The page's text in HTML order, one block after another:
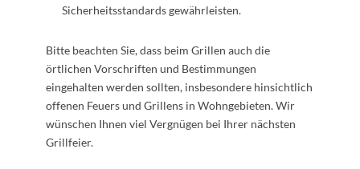
Sicherheitsstandards gewährleisten.
Bitte beachten Sie, dass beim Grillen auch die
örtlichen Vorschriften und Bestimmungen
eingehalten werden sollten, insbesondere hinsichtlich
offenen Feuers und Grillens in Wohngebieten. Wir
wünschen Ihnen viel Vergnügen bei Ihrer nächsten
Grillfeier.